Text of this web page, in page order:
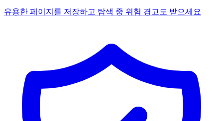
유용한 페이지를 저장하고 탐색 중 위험 경고도 받으세요